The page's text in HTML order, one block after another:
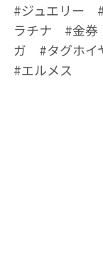
#ジュエリー
ラチナ #金
ガ #タグホ
#エルメス